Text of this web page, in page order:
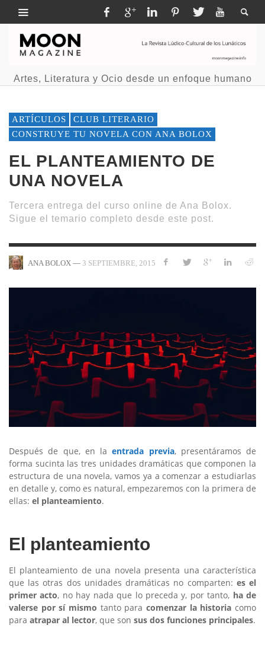
Artes, Literatura y Ocio desde un enfoque humano
ARTÍCULOS
CLUB LITERARIO
CONSTRUYE TU NOVELA CON ANA BOLOX
EL PLANTEAMIENTO DE
UNA NOVELA
Tercera entrega del curso online de Ana Bolox.
Sigue el temario completo desde este post.
ANA BOLOX — 3 SEPTIEMBRE, 2015
Después de que, en laentrada previa, presentáramos de
forma sucinta las tres unidades dramáticas que componen la
estructura de una novela, vamos ya a comenzar a estudiarlas
en detalle y, como es natural, empezaremos con la primera de
ellas: el planteamiento.
El planteamiento
El planteamiento de una novela presenta una característica
que las otras dos unidades dramáticas no comparten: es el
primer acto, no hay nada que lo preceda y, por tanto, ha de
valerse por sí mismo tanto para comenzar la historia como
para atrapar al lector, que son sus dos funciones principales.